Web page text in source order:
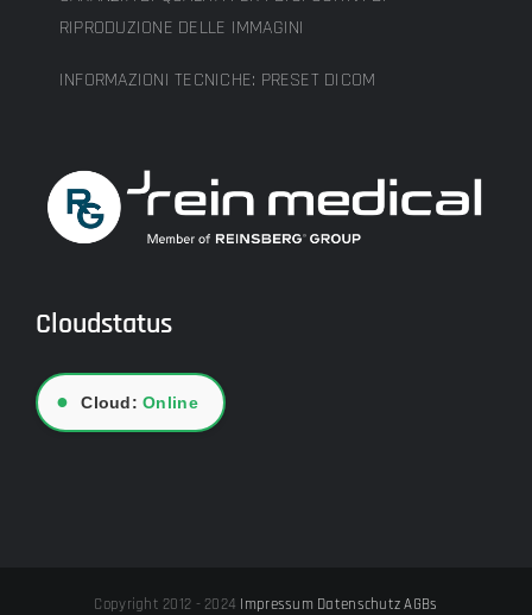
RIPRODUZIONE DELLE IMMAGINI
INFORMAZIONI TECNICHE: PRESET DICOM
Cloudstatus
● Cloud:Online
Copyright 2012 - 2024 Impressum Datenschutz AGBs